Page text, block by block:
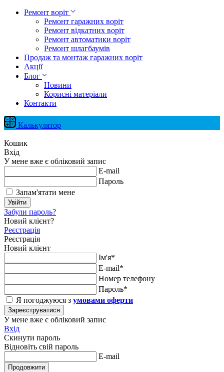
Ремонт воріт
Ремонт гаражних воріт
Ремонт відкатних воріт
Ремонт автоматики воріт
Ремонт шлагбаумів
Продаж та монтаж гаражних воріт
Акції
Блог
Новини
Корисні матеріали
Контакти
Калькулятор
Кошик
Вхід
У мене вже є обліковий запис
E-mail
Пароль
Запам'ятати мене
Увійти
Забули пароль?
Новий клієнт?
Реєстрація
Реєстрація
Новий клієнт
Ім'я*
E-mail*
Номер телефону
Пароль*
Я погоджуюся з умовами оферти
Зареєструватися
У мене вже є обліковий запис
Вхід
Скинути пароль
Відновіть свій пароль
E-mail
Продовжити